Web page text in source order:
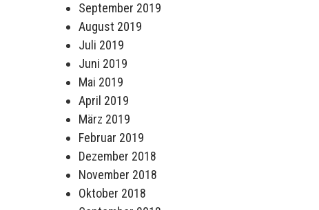
September 2019
August 2019
Juli 2019
Juni 2019
Mai 2019
April 2019
März 2019
Februar 2019
Dezember 2018
November 2018
Oktober 2018